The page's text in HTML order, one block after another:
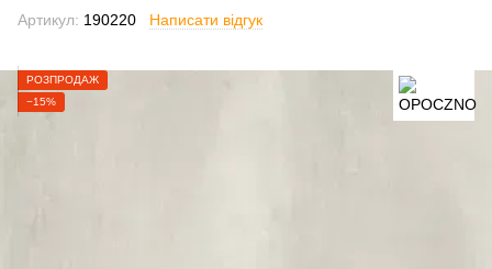
Артикул: 190220 Написати відгук
РОЗПРОДАЖ
−15%